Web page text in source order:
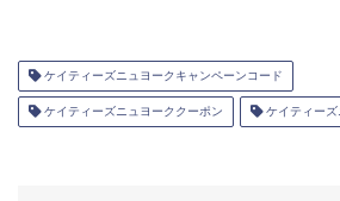
ケイティーズニュヨークキャンペーンコード
ケイティーズニュヨーククーポン ケイティーズ